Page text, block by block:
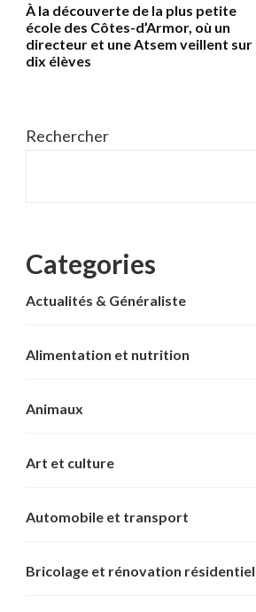
À la découverte de la plus petite
école des Côtes-d’Armor, où un
directeur et une Atsem veillent sur
dix élèves
Rechercher
Categories
Actualités & Généraliste
Alimentation et nutrition
Animaux
Art et culture
Automobile et transport
Bricolage et rénovation